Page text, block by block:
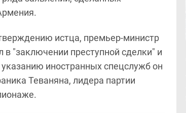
истца, премьер-министр
"заключении преступной сделки" и
иностранных спецслужб он
Теваняна, лидера партии